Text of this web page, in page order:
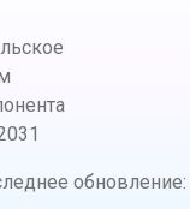
обновление: